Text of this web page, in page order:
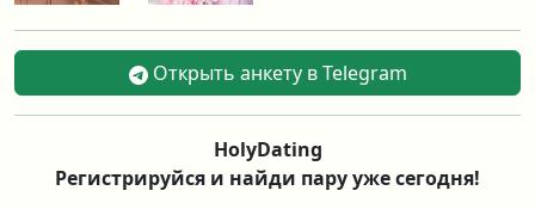
Открыть анкету в Telegram
HolyDating
Регистрируйся и найди пару уже сегодня!